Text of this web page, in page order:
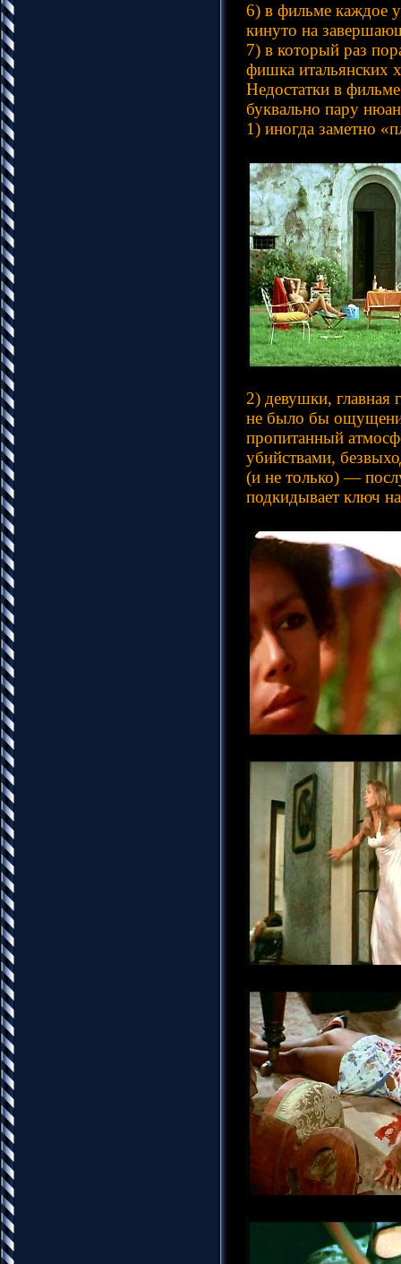
6) в фильме каждое
кинуто на
7) в который раз
фишка итальянских
Недостатки в
буквально пару
1) иногда заметно
2) девушки,
не было бы
пропитанный
убийствами,
(и не только) —
подкидывает ключ